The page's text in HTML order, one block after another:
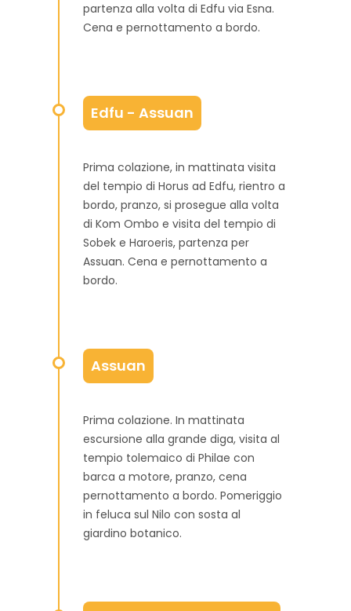
partenza alla volta di Edfu via Esna.
Cena e pernottamento a bordo.
Edfu - Assuan
Prima colazione, in mattinata visita
del tempio di Horus ad Edfu, rientro a
bordo, pranzo, si prosegue alla volta
di Kom Ombo e visita del tempio di
Sobek e Haroeris, partenza per
Assuan. Cena e pernottamento a
bordo.
Assuan
Prima colazione. In mattinata
escursione alla grande diga, visita al
tempio tolemaico di Philae con
barca a motore, pranzo, cena
pernottamento a bordo. Pomeriggio
in feluca sul Nilo con sosta al
giardino botanico.